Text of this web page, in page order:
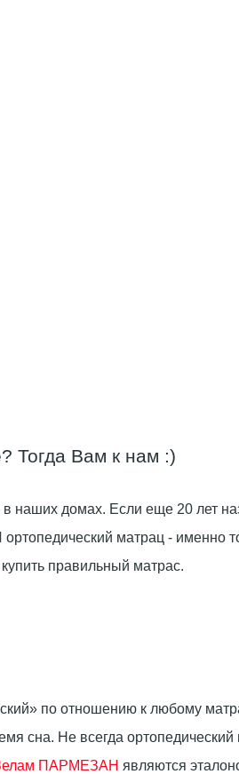
Тогда Вам к нам :)
наших домах. Если еще 20 лет
матрац -
правильный матрас.
по отношению к любому
сна. Не всегда
ПАРМЕЗАН являются